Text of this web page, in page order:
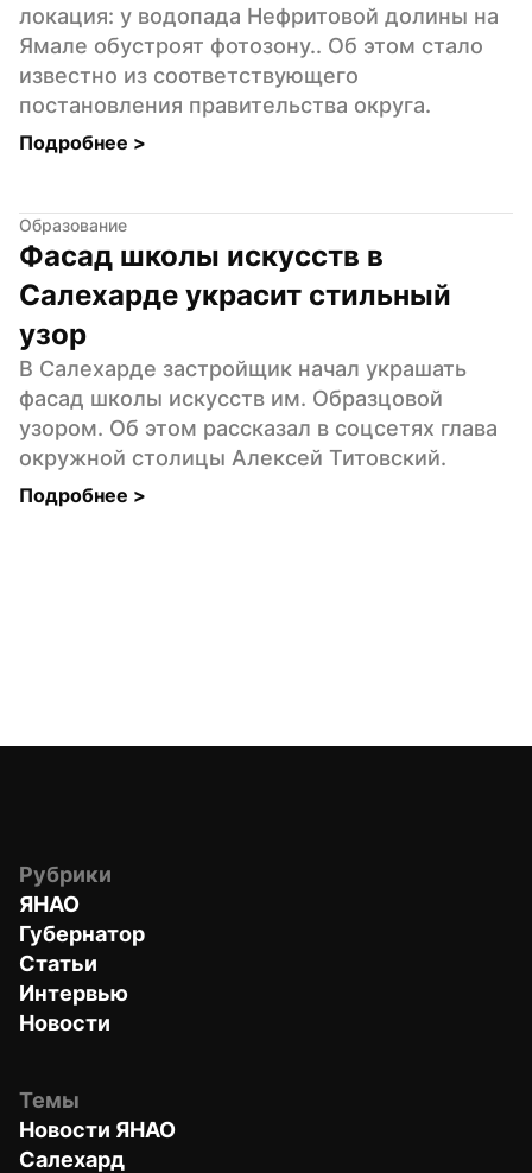
локация: у водопада Нефритовой долины на
Ямале обустроят фотозону.. Об этом стало
известно из соответствующего
постановления правительства округа.
Подробнее >
Образование
Фасад школы искусств в
Салехарде украсит стильный
узор
В Салехарде застройщик начал украшать
фасад школы искусств им. Образцовой
узором. Об этом рассказал в соцсетях глава
окружной столицы Алексей Титовский.
Подробнее >
Рубрики
ЯНАО
Губернатор
Статьи
Интервью
Новости
Темы
Новости ЯНАО
Салехард